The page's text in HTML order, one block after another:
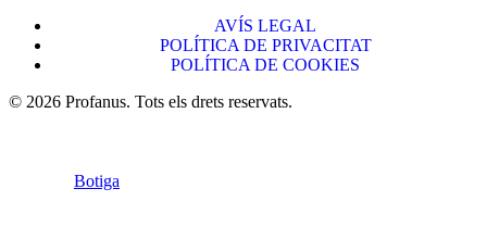
AVÍS LEGAL
POLÍTICA DE PRIVACITAT
POLÍTICA DE COOKIES
© 2026 Profanus. Tots els drets reservats.
Botiga